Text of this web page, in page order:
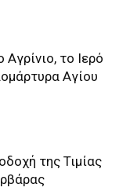
το Ιερό
Αγίου
της Τιμίας